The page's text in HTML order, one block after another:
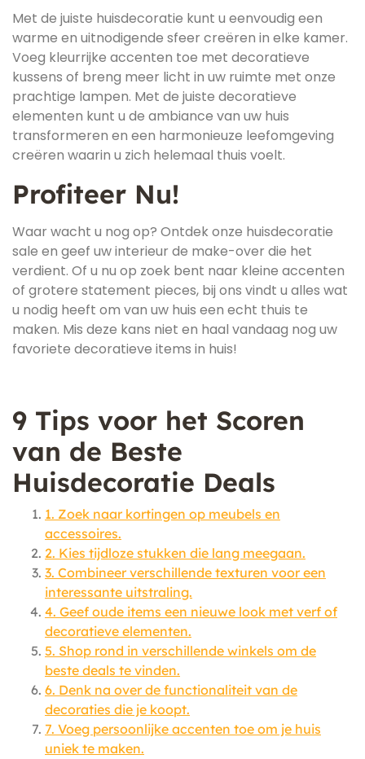
Met de juiste huisdecoratie kunt u eenvoudig een
warme en uitnodigende sfeer creëren in elke kamer.
Voeg kleurrijke accenten toe met decoratieve
kussens of breng meer licht in uw ruimte met onze
prachtige lampen. Met de juiste decoratieve
elementen kunt u de ambiance van uw huis
transformeren en een harmonieuze leefomgeving
creëren waarin u zich helemaal thuis voelt.
Profiteer Nu!
Waar wacht u nog op? Ontdek onze huisdecoratie
sale en geef uw interieur de make-over die het
verdient. Of u nu op zoek bent naar kleine accenten
of grotere statement pieces, bij ons vindt u alles wat
u nodig heeft om van uw huis een echt thuis te
maken. Mis deze kans niet en haal vandaag nog uw
favoriete decoratieve items in huis!
9 Tips voor het Scoren
van de Beste
Huisdecoratie Deals
1. Zoek naar kortingen op meubels en
accessoires.
2. Kies tijdloze stukken die lang meegaan.
3. Combineer verschillende texturen voor een
interessante uitstraling.
4. Geef oude items een nieuwe look met verf of
decoratieve elementen.
5. Shop rond in verschillende winkels om de
beste deals te vinden.
6. Denk na over de functionaliteit van de
decoraties die je koopt.
7. Voeg persoonlijke accenten toe om je huis
uniek te maken.